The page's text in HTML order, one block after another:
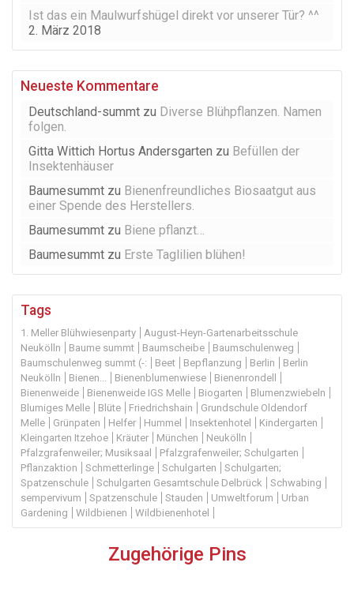
Ist das ein Maulwurfshügel direkt vor unserer Tür? ^^
2. März 2018
Neueste Kommentare
Deutschland-summt zu Diverse Blühpflanzen. Namen
folgen.
Gitta Wittich Hortus Andersgarten zu Befüllen der
Insektenhäuser
Baumesummt zu Bienenfreundliches Biosaatgut aus
einer Spende des Herstellers.
Baumesummt zu Biene pflanzt…
Baumesummt zu Erste Taglilien blühen!
Tags
1. Meller Blühwiesenparty
August-Heyn-Gartenarbeitsschule
Neukölln
Baume summt Baumscheibe
Baumschulenweg
Baumschulenweg summt (-:
Beet Bepflanzung Berlin
Berlin
Neukölln
Bienen... Bienenblumenwiese
Bienenrondell
Bienenweide
Bienenweide IGS Melle Biogarten
Blumenzwiebeln
Blumiges Melle
Blüte Friedrichshain
Grundschule Oldendorf
Melle
Grünpaten Helfer Hummel Insektenhotel
Kindergarten
Kleingarten Itzehoe
Kräuter München
Neukölln
Pfalzgrafenweiler; Musiksaal
Pfalzgrafenweiler; Schulgarten
Pflanzaktion
Schmetterlinge Schulgarten
Schulgarten;
Spatzenschule
Schulgarten Gesamtschule Delbrück
Schwabing
sempervivum
Spatzenschule Stauden Umweltforum
Urban
Gardening
Wildbienen Wildbienenhotel
Zugehörige Pins